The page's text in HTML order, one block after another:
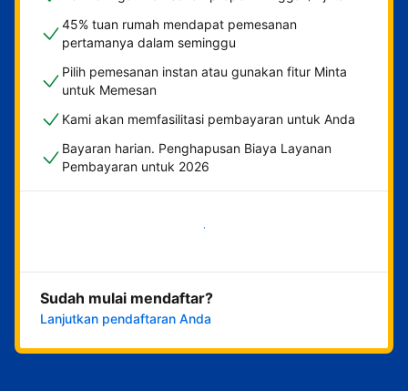
45% tuan rumah mendapat pemesanan
pertamanya dalam seminggu
Pilih pemesanan instan atau gunakan fitur Minta
untuk Memesan
Kami akan memfasilitasi pembayaran untuk Anda
Bayaran harian. Penghapusan Biaya Layanan
Pembayaran untuk 2026
Mulai sekarang
Sudah mulai mendaftar?
Lanjutkan pendaftaran Anda